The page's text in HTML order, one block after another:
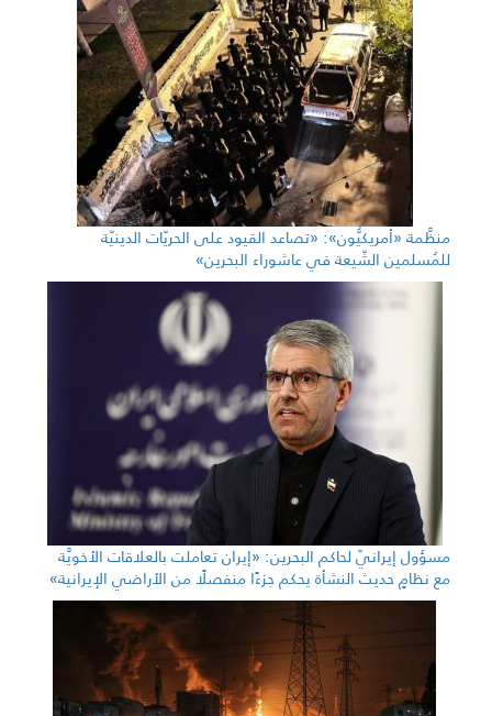
منظَّمة «أمريكيُّون»: «تصاعد القيود على الحريّات الدينيّة
للمُسلمين الشّيعة في عاشوراء البحرين»
مسؤول إيرانيّ لحاكم البحرين: «إيران تعاملت بالعلاقات الأخويَّة
مع نظامٍ حديث النشأة يحكم جزءًا منفصلًا من الأراضي الإيرانية»